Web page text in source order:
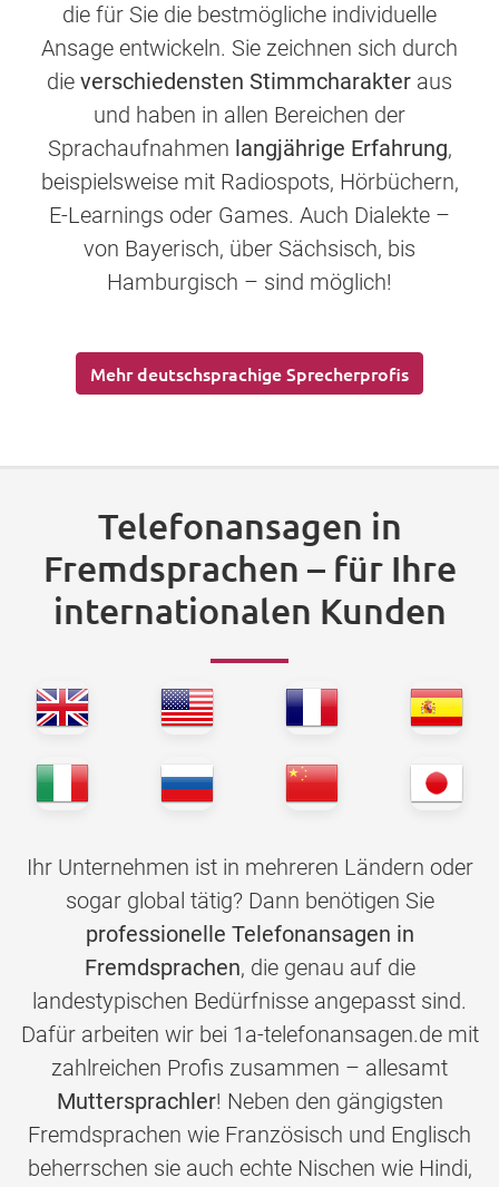
die für Sie die bestmögliche individuelle
Ansage entwickeln. Sie zeichnen sich durch
die verschiedensten Stimmcharakter aus
und haben in allen Bereichen der
Sprachaufnahmen langjährige Erfahrung,
beispielsweise mit Radiospots, Hörbüchern,
E-Learnings oder Games. Auch Dialekte –
von Bayerisch, über Sächsisch, bis
Hamburgisch – sind möglich!
Mehr deutschsprachige Sprecherprofis
Telefonansagen in
Fremdsprachen – für Ihre
internationalen Kunden
Ihr Unternehmen ist in mehreren Ländern oder
sogar global tätig? Dann benötigen Sie
professionelle Telefonansagen in
Fremdsprachen, die genau auf die
landestypischen Bedürfnisse angepasst sind.
Dafür arbeiten wir bei 1a-telefonansagen.de mit
zahlreichen Profis zusammen – allesamt
Muttersprachler! Neben den gängigsten
Fremdsprachen wie Französisch und Englisch
beherrschen sie auch echte Nischen wie Hindi,